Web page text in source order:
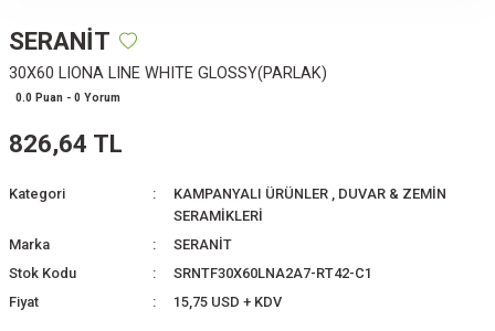
SERANİT
30X60 LIONA LINE WHITE GLOSSY(PARLAK)
0.0 Puan - 0 Yorum
826,64 TL
Kategori KAMPANYALI ÜRÜNLER , DUVAR & ZEMİN
SERAMİKLERİ
Marka
SERANİT
Stok Kodu
SRNTF30X60LNA2A7-RT42-C1
Fiyat
15,75 USD + KDV